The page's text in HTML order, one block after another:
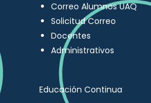
Correo Alumnos UAQ
Solicitud Correo
Docentes
Administrativos
Educación Continua